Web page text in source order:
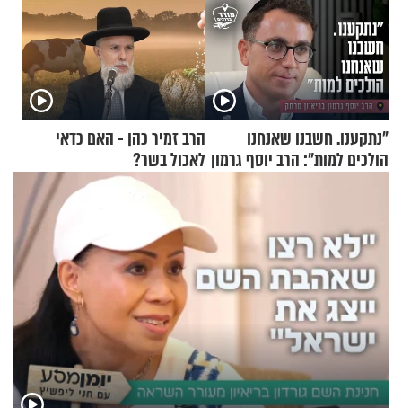
"נתקענו. חשבנו שאנחנו
הולכים למות": הרב יוסף גרמון
הרב זמיר כהן - האם כדאי
לאכול בשר?